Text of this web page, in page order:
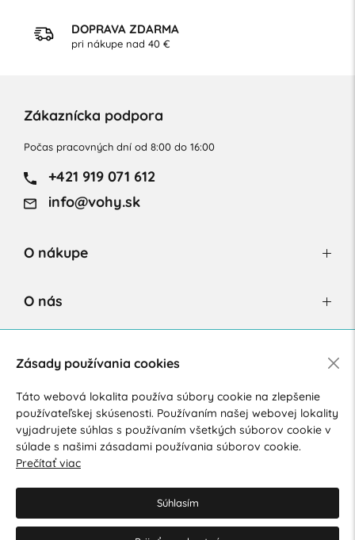
DOPRAVA ZDARMA
pri nákupe nad 40 €
Zákaznícka podpora
Počas pracovných dní od 8:00 do 16:00
+421 919 071 612
info@vohy.sk
O nákupe
O nás
Súhlasím so spracovaním osobných údajov pre marketingové
účely.Zásady ochrany osobných údajov.
Zásady používania cookies
Táto webová lokalita používa súbory cookie na zlepšenie
používateľskej skúsenosti. Používaním našej webovej lokality
vyjadrujete súhlas s používaním všetkých súborov cookie v
súlade s našimi zásadami používania súborov cookie.
Prečítať viac
Súhlasím